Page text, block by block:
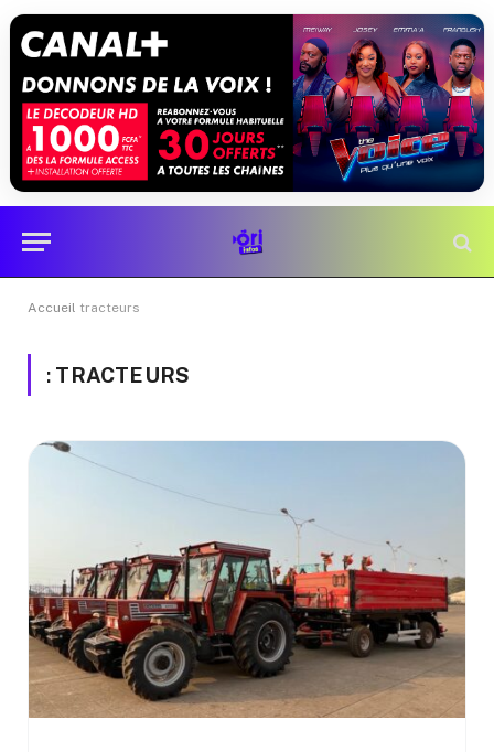
Accueil tracteurs
: TRACTEURS